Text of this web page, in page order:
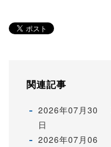
関連記事
2026年07月30
日
2026年07月06